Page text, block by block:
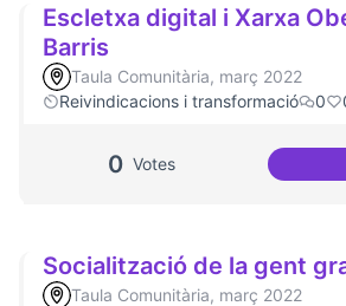
Escletxa digital i Xarxa
Barris
Taula Comunitària, març 2022
Reivindicacions i transformació
0
0 Votes
Socialització de la gent
Taula Comunitària, març 2022